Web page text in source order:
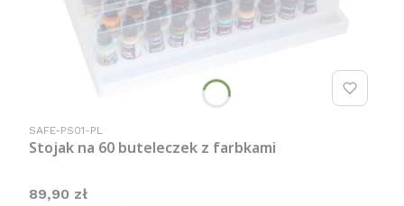
Kod produktu
SAFE-PS01-PL
Stojak na 60 buteleczek z farbkami
Cena
89,90 zł